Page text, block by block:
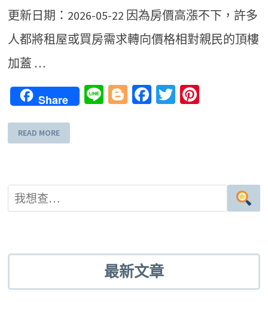
更新日期：2026-05-22 因為房價高漲不下，許多
人都將租屋或買房需求轉向價格相對親民的頂樓
加蓋 …
Share LineBlogger
Facebook
Twitter
READ MORE
最新文章